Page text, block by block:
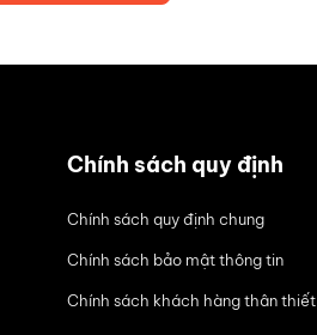
Chính sách quy định
Chính sách quy định chung
Chính sách bảo mật thông tin
Chính sách khách hàng thân thiết